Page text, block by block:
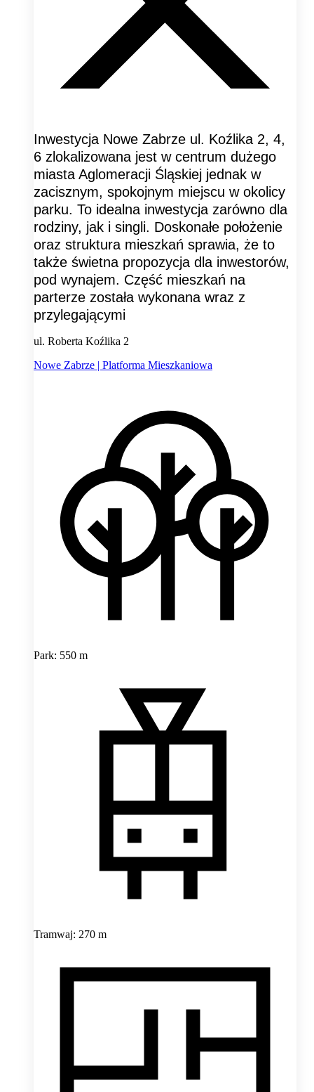
Inwestycja Nowe Zabrze ul. Koźlika 2, 4,
6 zlokalizowana jest w centrum dużego
miasta Aglomeracji Śląskiej jednak w
zacisznym, spokojnym miejscu w okolicy
parku. To idealna inwestycja zarówno dla
rodziny, jak i singli. Doskonałe położenie
oraz struktura mieszkań sprawia, że to
także świetna propozycja dla inwestorów,
pod wynajem. Część mieszkań na
parterze została wykonana wraz z
przylegającymi
ul. Roberta Koźlika 2
Nowe Zabrze | Platforma Mieszkaniowa
Park: 550 m
Tramwaj: 270 m